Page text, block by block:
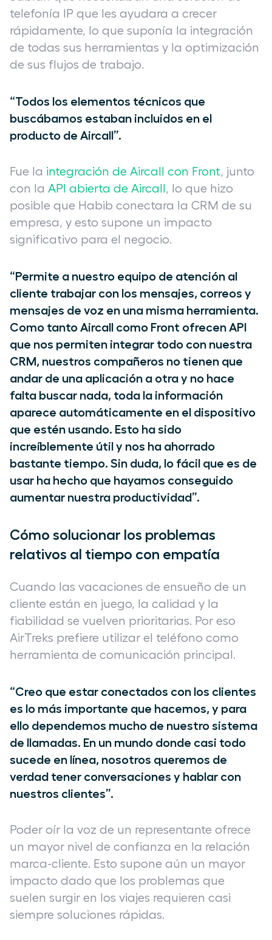
telefonía IP que les ayudara a crecer
rápidamente, lo que suponía la integración
de todas sus herramientas y la optimización
de sus flujos de trabajo.
“Todos los elementos técnicos que
buscábamos estaban incluidos en el
producto de Aircall”.
Fue la integración de Aircall con Front, junto
con la API abierta de Aircall , lo que hizo
posible que Habib conectara la CRM de su
empresa, y esto supone un impacto
significativo para el negocio.
“Permite a nuestro equipo de atención al
cliente trabajar con los mensajes, correos y
mensajes de voz en una misma herramienta.
Como tanto Aircall como Front ofrecen API
que nos permiten integrar todo con nuestra
CRM, nuestros compañeros no tienen que
andar de una aplicación a otra y no hace
falta buscar nada, toda la información
aparece automáticamente en el dispositivo
que estén usando. Esto ha sido
increíblemente útil y nos ha ahorrado
bastante tiempo. Sin duda, lo fácil que es de
usar ha hecho que hayamos conseguido
aumentar nuestra productividad”.
Cómo solucionar los problemas
relativos al tiempo con empatía
Cuando las vacaciones de ensueño de un
cliente están en juego, la calidad y la
fiabilidad se vuelven prioritarias. Por eso
AirTreks prefiere utilizar el teléfono como
herramienta de comunicación principal.
“Creo que estar conectados con los clientes
es lo más importante que hacemos, y para
ello dependemos mucho de nuestro sistema
de llamadas. En un mundo donde casi todo
sucede en línea, nosotros queremos de
verdad tener conversaciones y hablar con
nuestros clientes”.
Poder oír la voz de un representante ofrece
un mayor nivel de confianza en la relación
marca-cliente. Esto supone aún un mayor
impacto dado que los problemas que
suelen surgir en los viajes requieren casi
siempre soluciones rápidas.